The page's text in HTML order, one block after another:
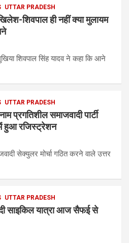
UTTAR PRADESH
शिवपाल ही नहीं क्या मुलायम
शिवपाल सिंह यादव ने कहा कि आने
UTTAR PRADESH
प्रगतिशील समाजवादी पार्टी
में हुआ रजिस्ट्रेशन
सेक्युलर मोर्चा गठित करने वाले उत्तर
UTTAR PRADESH
साइकिल यात्रा आज सैफई से